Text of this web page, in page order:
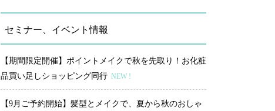
セミナー、イベント情報
【期間限定開催】ポイントメイクで秋を先取り！お化粧
品買い足しショッピング同行 NEW !
【9月ご予約開始】髪型とメイクで、夏から秋のおしゃ